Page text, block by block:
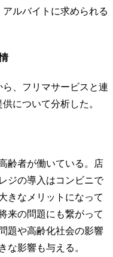
ルバイトに求められる
、フリマサービスと連
について分析した。
齢者が働いている。店
ジの導入はコンビニで
きなメリットになって
来の問題にも繋がって
題や高齢化社会の影響
な影響も与える。